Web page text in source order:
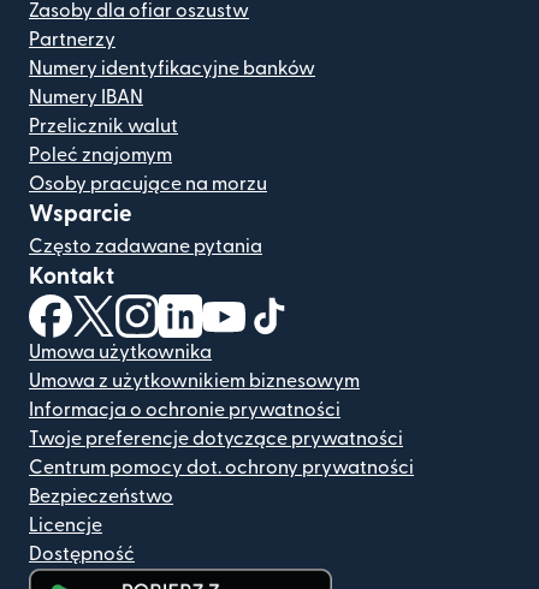
Zasoby dla ofiar oszustw
Partnerzy
Numery identyfikacyjne banków
Numery IBAN
Przelicznik walut
Poleć znajomym
Osoby pracujące na morzu
Wsparcie
Często zadawane pytania
Kontakt
(otwiera się w nowym oknie)
(otwiera się w nowym oknie)
(otwiera się w nowym oknie)
(otwiera się w nowym oknie)
(otwiera się w nowym oknie)
Umowa użytkownika
Umowa z użytkownikiem biznesowym
Informacja o ochronie prywatności
Twoje preferencje dotyczące prywatności
Centrum pomocy dot. ochrony prywatności
Bezpieczeństwo
Licencje
Dostępność